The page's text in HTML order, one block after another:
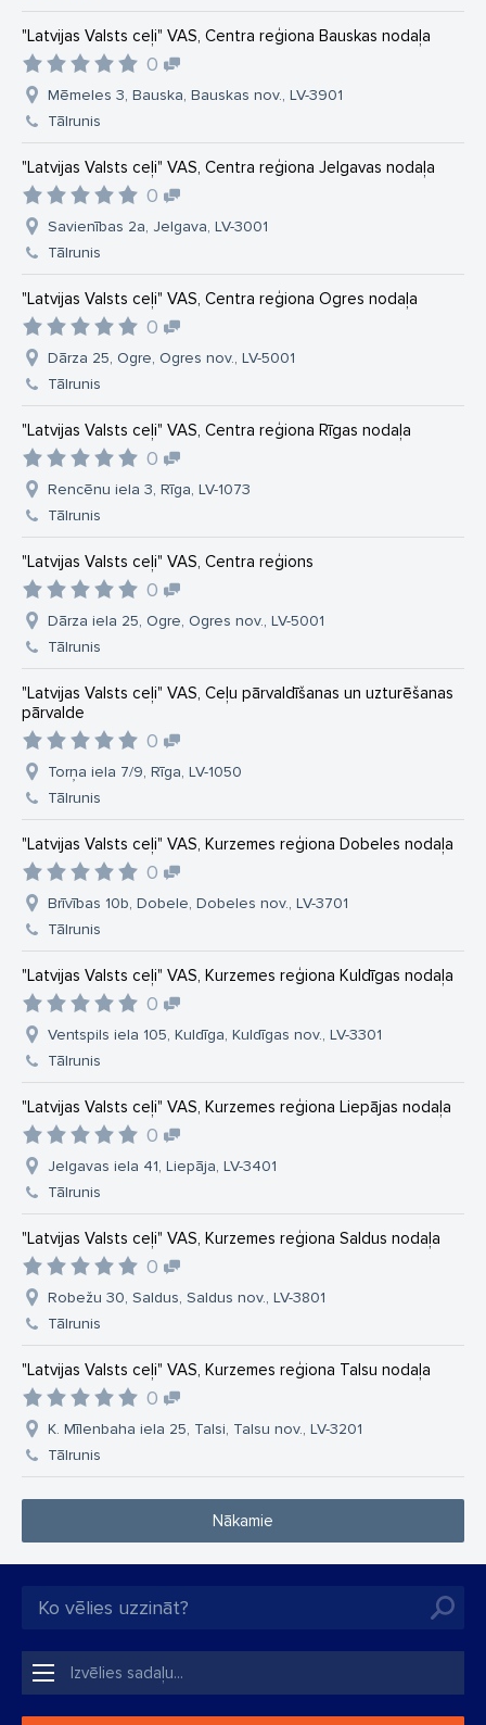
"Latvijas Valsts ceļi" VAS, Centra reģiona Bauskas nodaļa
0
Mēmeles 3, Bauska, Bauskas nov., LV-3901
Tālrunis
"Latvijas Valsts ceļi" VAS, Centra reģiona Jelgavas nodaļa
0
Savienības 2a, Jelgava, LV-3001
Tālrunis
"Latvijas Valsts ceļi" VAS, Centra reģiona Ogres nodaļa
0
Dārza 25, Ogre, Ogres nov., LV-5001
Tālrunis
"Latvijas Valsts ceļi" VAS, Centra reģiona Rīgas nodaļa
0
Rencēnu iela 3, Rīga, LV-1073
Tālrunis
"Latvijas Valsts ceļi" VAS, Centra reģions
0
Dārza iela 25, Ogre, Ogres nov., LV-5001
Tālrunis
"Latvijas Valsts ceļi" VAS, Ceļu pārvaldīšanas un uzturēšanas
pārvalde
0
Torņa iela 7/9, Rīga, LV-1050
Tālrunis
"Latvijas Valsts ceļi" VAS, Kurzemes reģiona Dobeles nodaļa
0
Brīvības 10b, Dobele, Dobeles nov., LV-3701
Tālrunis
"Latvijas Valsts ceļi" VAS, Kurzemes reģiona Kuldīgas nodaļa
0
Ventspils iela 105, Kuldīga, Kuldīgas nov., LV-3301
Tālrunis
"Latvijas Valsts ceļi" VAS, Kurzemes reģiona Liepājas nodaļa
0
Jelgavas iela 41, Liepāja, LV-3401
Tālrunis
"Latvijas Valsts ceļi" VAS, Kurzemes reģiona Saldus nodaļa
0
Robežu 30, Saldus, Saldus nov., LV-3801
Tālrunis
"Latvijas Valsts ceļi" VAS, Kurzemes reģiona Talsu nodaļa
0
K. Mīlenbaha iela 25, Talsi, Talsu nov., LV-3201
Tālrunis
Nākamie